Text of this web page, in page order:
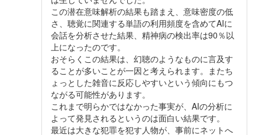
この潜在意味解析の結果も踏まえ、意味密度の低
さ、聴覚に関連する単語の利用頻度を含めてAIに
会話を分析させた結果、精神病の検出率は90％以
上になったのです。
おそらくこの結果は、幻聴のようなものに言及す
ることが多いことが一因と考えられます。またち
ょっとした雑音に反応しやすいという傾向にもつ
ながる可能性があります。
これまで明らかではなかった事実が、AIの分析に
よって発見されるというのは面白い結果です。
最近は大きな犯罪を犯す人物が、事前にネットへ